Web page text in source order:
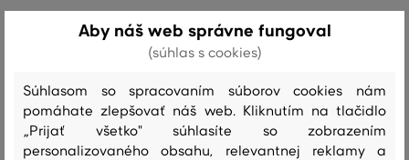
Šírka opasku: 3,5 cm
Sezóna: FW23 9940155-623-GC-409
Zloženie
Aby náš web správne fungoval
(súhlas s cookies)
Súhlasom so spracovaním súborov cookies nám
pomáhate zlepšovať náš web. Kliknutím na tlačidlo
„Prijať všetko" súhlasíte so zobrazením
personalizovaného obsahu, relevantnej reklamy a